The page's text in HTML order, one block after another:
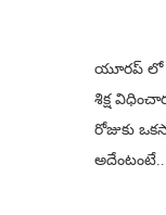
యూరప్ లో
శిక్ష
రోజుకు